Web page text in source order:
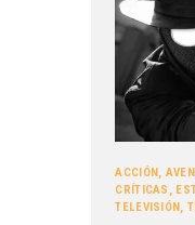
ACCIÓN ,
CRÍTICAS ,
TELEVISIÓN ,